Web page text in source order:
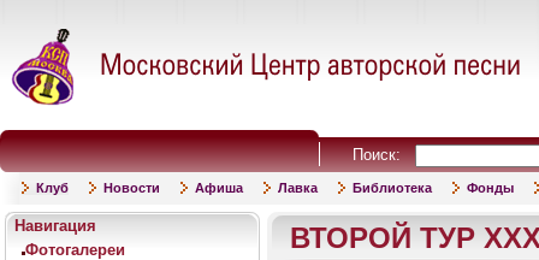
Поиск:
Клуб Новости Афиша Лавка Библиотека Фонды
Навигация
Фотогалереи
ВТОРОЙ ТУР